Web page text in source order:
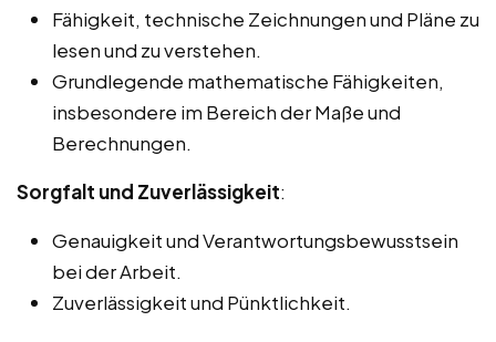
Fähigkeit, technische Zeichnungen und Pläne zu
lesen und zu verstehen.
Grundlegende mathematische Fähigkeiten,
insbesondere im Bereich der Maße und
Berechnungen.
Sorgfalt und Zuverlässigkeit:
Genauigkeit und Verantwortungsbewusstsein
bei der Arbeit.
Zuverlässigkeit und Pünktlichkeit.